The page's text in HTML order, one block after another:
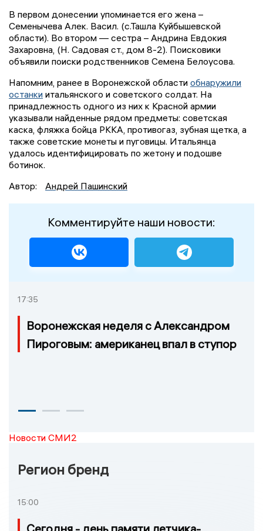
В первом донесении упоминается его жена –
Семенычева Алек. Васил. (с.Ташла Куйбышевской
области). Во втором — сестра – Андрина Евдокия
Захаровна, (Н. Садовая ст., дом 8-2). Поисковики
объявили поиски родственников Семена Белоусова.
Напомним, ранее в Воронежской области обнаружили
останки итальянского и советского солдат. На
принадлежность одного из них к Красной армии
указывали найденные рядом предметы: советская
каска, фляжка бойца РККА, противогаз, зубная щетка, а
также советские монеты и пуговицы. Итальянца
удалось идентифицировать по жетону и подошве
ботинок.
Автор:
Андрей Пашинский
Комментируйте наши новости:
17:35
Воронежская неделя с Александром
Пироговым: американец впал в ступор
Новости СМИ2
Регион бренд
15:00